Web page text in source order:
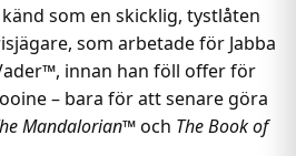
som en skicklig, tystlåten
som arbetade för Jabba
innan han föll offer för
– bara för att senare göra
Mandalorian™och The Book of